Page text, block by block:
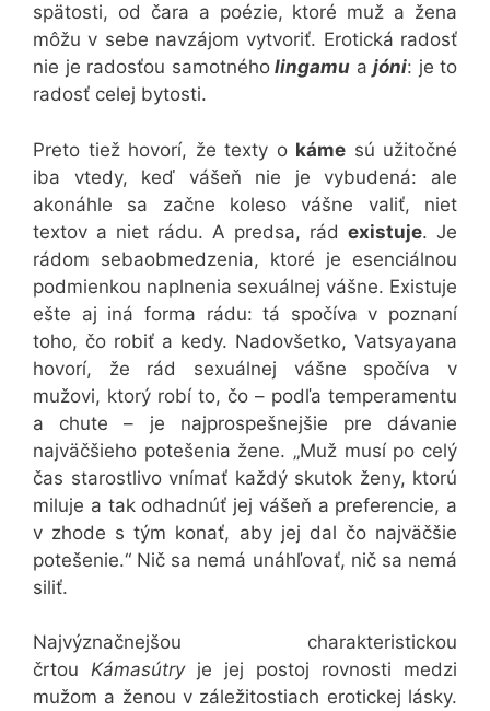
spätosti, od čara a poézie, ktoré muž a žena
môžu v sebe navzájom vytvoriť. Erotická radosť
nie je radosťou samotnéholingamu a jóni: je to
radosť celej bytosti.
Preto tiež hovorí, že texty o káme sú užitočné
iba vtedy, keď vášeň nie je vybudená: ale
akonáhle sa začne koleso vášne valiť, niet
textov a niet rádu. A predsa, rád existuje. Je
rádom sebaobmedzenia, ktoré je esenciálnou
podmienkou naplnenia sexuálnej vášne. Existuje
ešte aj iná forma rádu: tá spočíva v poznaní
toho, čo robiť a kedy. Nadovšetko, Vatsyayana
hovorí, že rád sexuálnej vášne spočíva v
mužovi, ktorý robí to, čo – podľa temperamentu
a chute – je najprospešnejšie pre dávanie
najväčšieho potešenia žene. „Muž musí po celý
čas starostlivo vnímať každý skutok ženy, ktorú
miluje a tak odhadnúť jej vášeň a preferencie, a
v zhode s tým konať, aby jej dal čo najväčšie
potešenie.“ Nič sa nemá unáhľovať, nič sa nemá
siliť.
Najvýznačnejšou charakteristickou
črtou Kámasútryje jej postoj rovnosti medzi
mužom a ženou v záležitostiach erotickej lásky.